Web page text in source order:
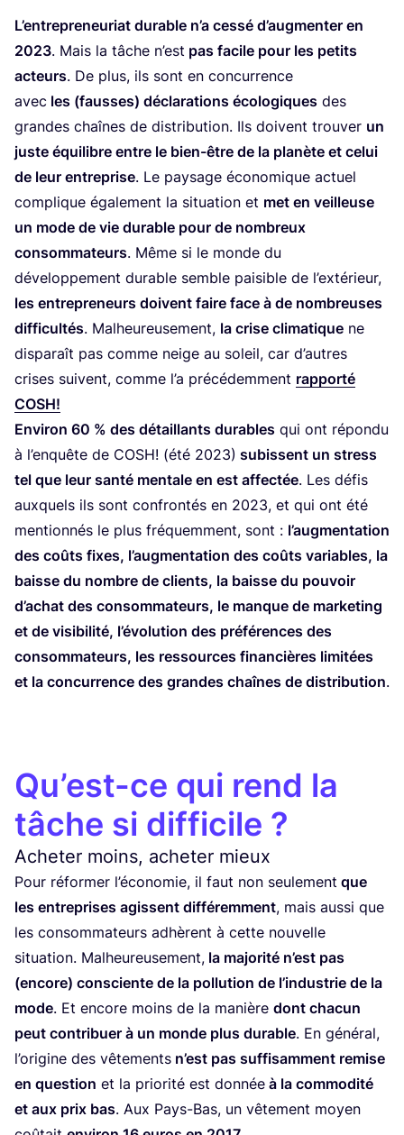
L’en­tre­pre­neu­riat durable n’a ces­sé d’augmenter en
2023. Mais la tâche n’est pas facile pour les petits
acteurs. De plus, ils sont en concurrence
avec les (fausses) décla­ra­tions éco­lo­giques des
grandes chaînes de dis­tri­bu­tion. Ils doivent trou­ver un
juste équi­libre entre le bien-être de la pla­nète et celui
de leur entre­prise. Le pay­sage éco­no­mique actuel
com­plique éga­le­ment la situa­tion et met en veilleuse
un mode de vie durable pour de nom­breux
consom­ma­teurs. Même si le monde du
déve­lop­pe­ment durable semble pai­sible de l’ex­té­rieur,
les entre­pre­neurs doivent faire face à de nom­breuses
dif­fi­cul­tés. Mal­heu­reu­se­ment, la crise cli­ma­tique ne
dis­pa­raît pas comme neige au soleil, car d’autres
crises suivent, comme l’a pré­cé­dem­ment rap­por­té
COSH!
Envi­ron 60 % des détaillants durables qui ont répon­du
à l’en­quête de COSH! (été 2023) subissent un stress
tel que leur san­té men­tale en est affec­tée. Les défis
aux­quels ils sont confron­tés en 2023, et qui ont été
men­tion­nés le plus fré­quem­ment, sont : l’aug­men­ta­tion
des coûts fixes, l’aug­men­ta­tion des coûts variables, la
baisse du nombre de clients, la baisse du pou­voir
d’a­chat des consom­ma­teurs, le manque de mar­ke­ting
et de visi­bi­li­té, l’é­vo­lu­tion des pré­fé­rences des
consom­ma­teurs, les res­sources finan­cières limi­tées
et la concur­rence des grandes chaînes de dis­tri­bu­tion.
Qu’est-ce qui rend la
tâche si difficile ?
Acheter moins, acheter mieux
Pour réfor­mer l’é­co­no­mie, il faut non seule­ment que
les entre­prises agissent dif­fé­rem­ment, mais aus­si que
les consom­ma­teurs adhèrent à cette nou­velle
situa­tion. Mal­heu­reu­se­ment, la majo­ri­té n’est pas
(encore) consciente de la pol­lu­tion de l’in­dus­trie de la
mode. Et encore moins de la manière dont cha­cun
peut contri­buer à un monde plus durable. En géné­ral,
l’o­ri­gine des vête­ments n’est pas suf­fi­sam­ment remise
en ques­tion et la prio­ri­té est don­née à la com­mo­di­té
et aux prix bas. Aux Pays-Bas, un vête­ment moyen